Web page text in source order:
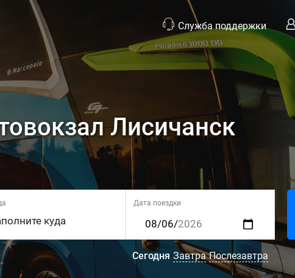
Служба поддержки
Лисичанск
Дата поездки
Сегодня Завтра Послезавтра